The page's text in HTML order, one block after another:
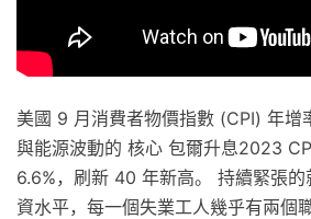
美國 9 月消費者物價指數 (CPI) 年增
與能源波動的 核心 包爾升息2023
6.6%，刷新 40 年新高。 持續緊張
資水平，每一個失業工人幾乎有兩個